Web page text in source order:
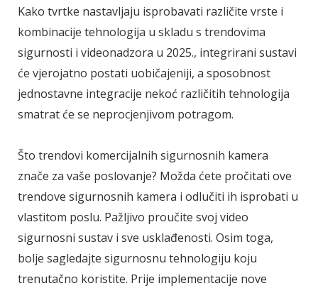
Kako tvrtke nastavljaju isprobavati različite vrste i
kombinacije tehnologija u skladu s trendovima
sigurnosti i videonadzora u 2025., integrirani sustavi
će vjerojatno postati uobičajeniji, a sposobnost
jednostavne integracije nekoć različitih tehnologija
smatrat će se neprocjenjivom potragom.
Što trendovi komercijalnih sigurnosnih kamera
znače za vaše poslovanje? Možda ćete pročitati ove
trendove sigurnosnih kamera i odlučiti ih isprobati u
vlastitom poslu. Pažljivo proučite svoj video
sigurnosni sustav i sve usklađenosti. Osim toga,
bolje sagledajte sigurnosnu tehnologiju koju
trenutačno koristite. Prije implementacije nove